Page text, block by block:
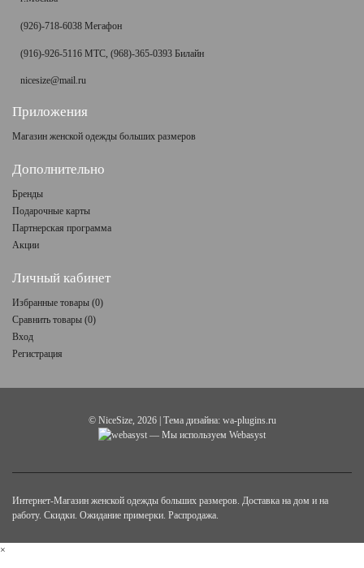
(926)-718-6038 Мегафон
(916)-926-5116 МТС, (968)-365-0393 Билайн
nicesize@mail.ru
Приложения
Магазин женской одежды больших размеров
Дополнительно
Бренды
Подарочные карты
Партнерская программа
Акции
Личный кабинет
Избранные товары (0)
Сравнить товары (0)
Вход
Регистрация
© NiceSize, 2026 | Тема дизайна: wa-plugins.ru
— Мы используем Webasyst
Интернет-Магазин женской одежды больших размеров. Доставка на дом и на
работу. Скидки. Ожидание примерки. Распродажа.
×